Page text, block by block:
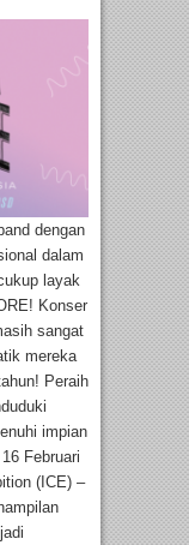
dengan
dalam
layak
Konser
sangat
mereka
Peraih
impian
Februari
(ICE) –